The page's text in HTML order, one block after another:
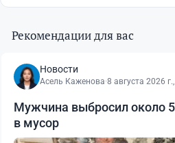
Рекомендации для вас
Новости
Асель Каженова·8 августа 2026
Мужчина выбросил около
в мусор